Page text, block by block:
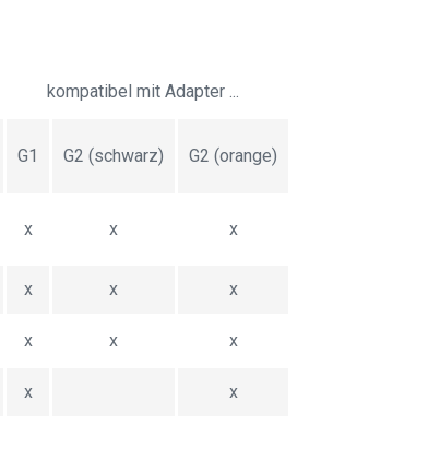
kompatibel mit Adapter ...
G1 G2 (schwarz) G2 (orange)
x x x
x x x
x x x
x x